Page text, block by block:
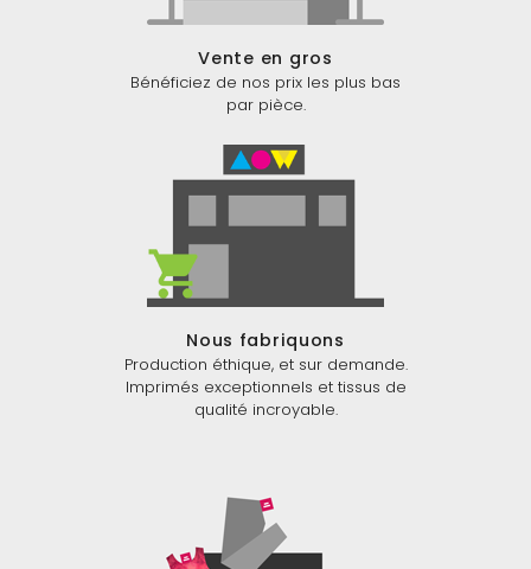
Vente en gros
Bénéficiez de nos prix les plus bas
par pièce.
Nous fabriquons
Production éthique, et sur demande.
Imprimés exceptionnels et tissus de
qualité incroyable.